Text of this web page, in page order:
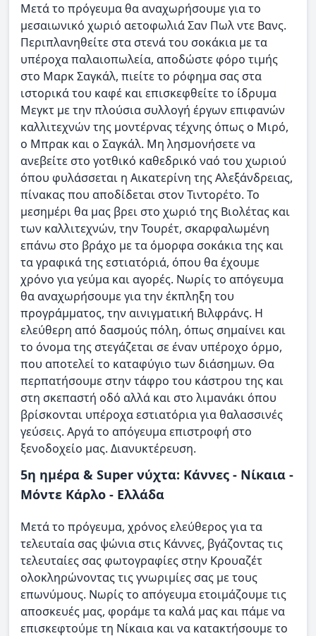
Μετά το πρόγευμα θα αναχωρήσουμε για το
μεσαιωνικό χωριό αετοφωλιά Σαν Πωλ ντε Βανς.
Περιπλανηθείτε στα στενά του σοκάκια με τα
υπέροχα παλαιοπωλεία, αποδώστε φόρο τιμής
στο Μαρκ Σαγκάλ, πιείτε το ρόφημα σας στα
ιστορικά του καφέ και επισκεφθείτε το ίδρυμα
Μεγκτ με την πλούσια συλλογή έργων επιφανών
καλλιτεχνών της μοντέρνας τέχνης όπως ο Μιρό,
ο Μπρακ και ο Σαγκάλ. Μη λησμονήσετε να
ανεβείτε στο γοτθικό καθεδρικό ναό του χωριού
όπου φυλάσσεται η Αικατερίνη της Αλεξάνδρειας,
πίνακας που αποδίδεται στον Τιντορέτο. Το
μεσημέρι θα μας βρει στο χωριό της Βιολέτας και
των καλλιτεχνών, την Τουρέτ, σκαρφαλωμένη
επάνω στο βράχο με τα όμορφα σοκάκια της και
τα γραφικά της εστιατόριά, όπου θα έχουμε
χρόνο για γεύμα και αγορές. Νωρίς το απόγευμα
θα αναχωρήσουμε για την έκπληξη του
προγράμματος, την αινιγματική Βιλφράνς. Η
ελεύθερη από δασμούς πόλη, όπως σημαίνει και
το όνομα της στεγάζεται σε έναν υπέροχο όρμο,
που αποτελεί το καταφύγιο των διάσημων. Θα
περπατήσουμε στην τάφρο του κάστρου της και
στη σκεπαστή οδό αλλά και στο λιμανάκι όπου
βρίσκονται υπέροχα εστιατόρια για θαλασσινές
γεύσεις. Αργά το απόγευμα επιστροφή στο
ξενοδοχείο μας. Διανυκτέρευση.
5η ημέρα & Super νύχτα: Κάννες - Νίκαια -
Μόντε Κάρλο - Ελλάδα
Μετά το πρόγευμα, χρόνος ελεύθερος για τα
τελευταία σας ψώνια στις Κάννες, βγάζοντας τις
τελευταίες σας φωτογραφίες στην Κρουαζέτ
ολοκληρώνοντας τις γνωριμίες σας με τους
επωνύμους. Νωρίς το απόγευμα ετοιμάζουμε τις
αποσκευές μας, φοράμε τα καλά μας και πάμε να
επισκεφτούμε τη Νίκαια και να κατακτήσουμε το